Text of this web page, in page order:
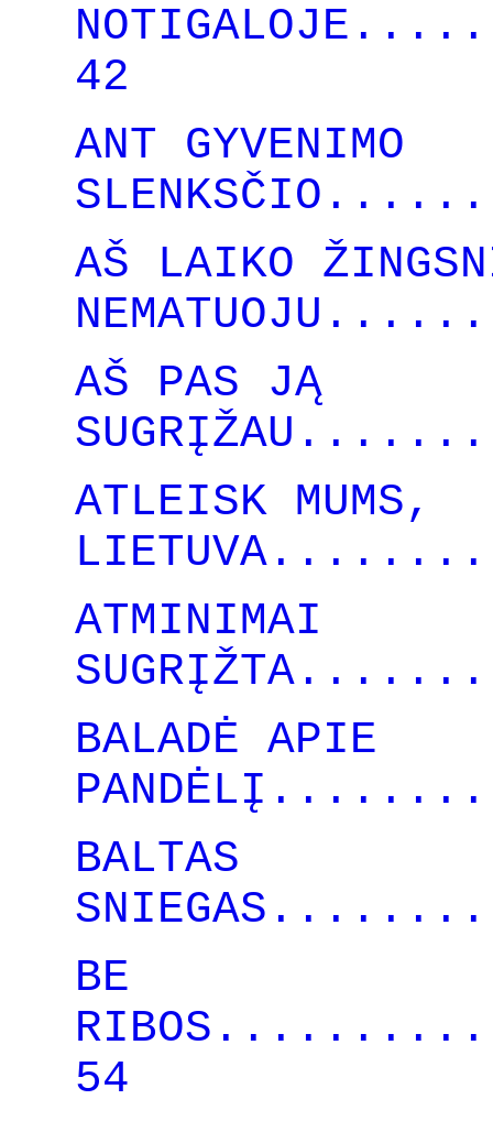
42
ANT GYVENIMO
AŠ LAIKO
AŠ PAS JĄ
ATLEISK MUMS,
ATMINIMAI
BALADĖ APIE
BALTAS
BE
54